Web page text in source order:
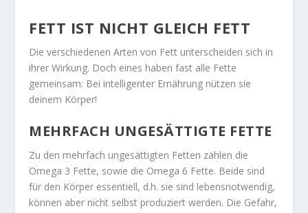
FETT IST NICHT GLEICH FETT
Die verschiedenen Arten von Fett unterscheiden sich in
ihrer Wirkung. Doch eines haben fast alle Fette
gemeinsam: Bei intelligenter Ernährung nützen sie
deinem Körper!
MEHRFACH UNGESÄTTIGTE FETTE
Zu den mehrfach ungesättigten Fetten zählen die
Omega 3 Fette, sowie die Omega 6 Fette. Beide sind
für den Körper essentiell, d.h. sie sind lebensnotwendig,
können aber nicht selbst produziert werden. Die Gefahr,